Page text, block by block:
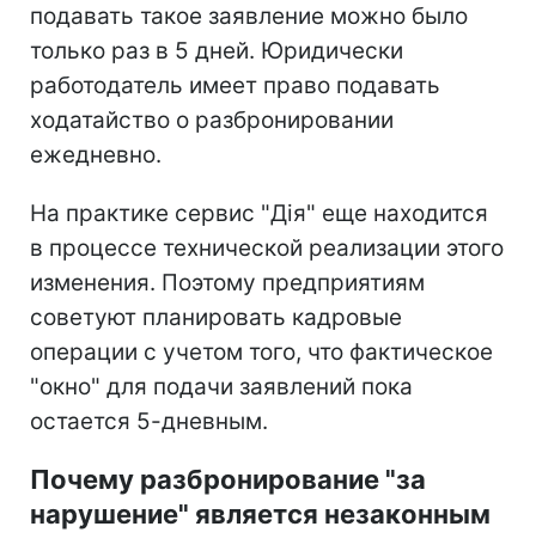
подавать такое заявление можно было
только раз в 5 дней. Юридически
работодатель имеет право подавать
ходатайство о разбронировании
ежедневно.
На практике сервис "Дія" еще находится
в процессе технической реализации этого
изменения. Поэтому предприятиям
советуют планировать кадровые
операции с учетом того, что фактическое
"окно" для подачи заявлений пока
остается 5-дневным.
Почему разбронирование "за
нарушение" является незаконным